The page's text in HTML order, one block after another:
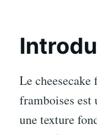
Le
framboises est
une texture